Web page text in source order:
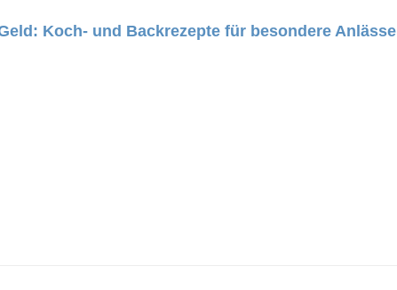
Koch- und Backrezepte für besondere Anlässe